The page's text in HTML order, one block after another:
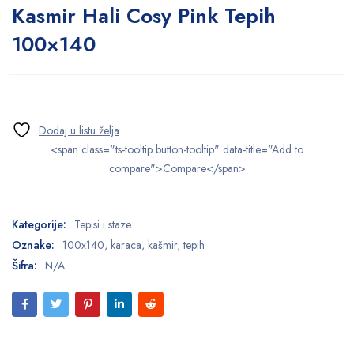
Kasmir Hali Cosy Pink Tepih
100×140
<span class="ts-tooltip button-tooltip" data-title="Add to
compare">Compare</span>
Kategorije: Tepisi i staze
Oznake: 100x140, karaca, kašmir,tepih
Šifra: N/A